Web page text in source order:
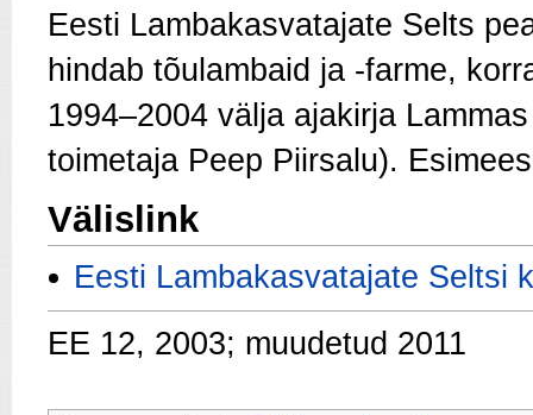
Eesti Lambakasvatajate Selts
hindab tõulambaid ja -farme,
1994–2004 välja ajakirja
toimetaja Peep Piirsalu).
Välislink
Eesti Lambakasvatajate Seltsi
EE 12, 2003; muudetud 2011